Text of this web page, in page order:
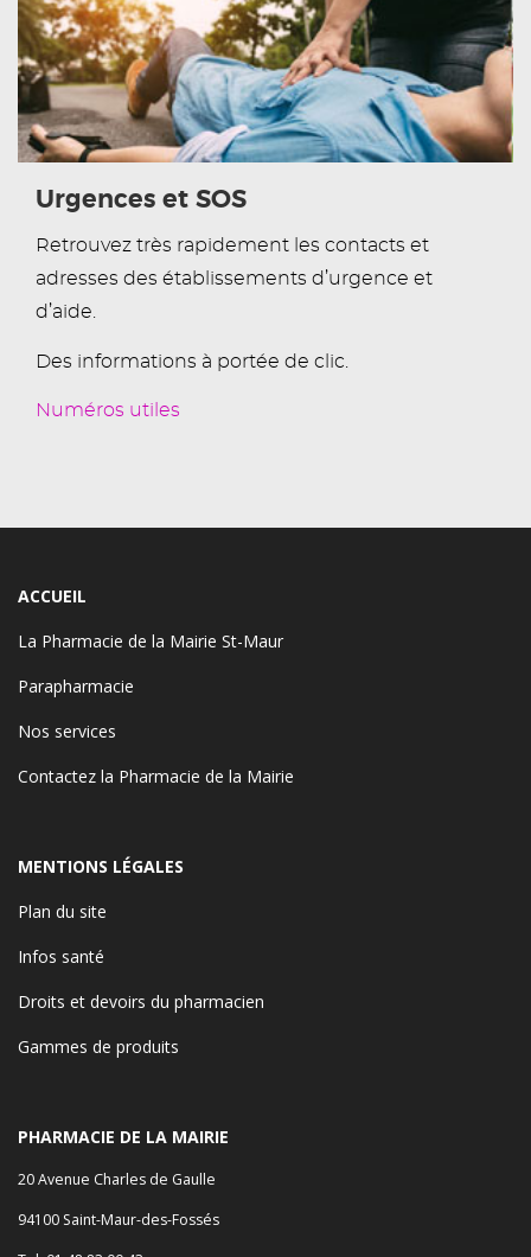
Urgences et SOS
Retrouvez très rapidement les contacts et
adresses des établissements d’urgence et
d’aide.
Des informations à portée de clic.
Numéros utiles
ACCUEIL
La Pharmacie de la Mairie St-Maur
Parapharmacie
Nos services
Contactez la Pharmacie de la Mairie
MENTIONS LÉGALES
Plan du site
Infos santé
Droits et devoirs du pharmacien
Gammes de produits
PHARMACIE DE LA MAIRIE
20 Avenue Charles de Gaulle
94100 Saint-Maur-des-Fossés